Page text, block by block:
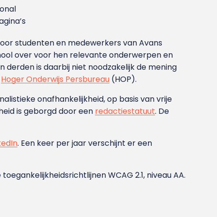
studenten en medewerkers van Avans
over voor hen relevante onderwerpen en
is daarbij niet noodzakelijk de mening
Hoger Onderwijs Persbureau (HOP).
onafhankelijkheid, op basis van vrije
is geborgd door een redactiestatuut. De
. Een keer per jaar verschijnt er een
WCAG 2.1, niveau AA.